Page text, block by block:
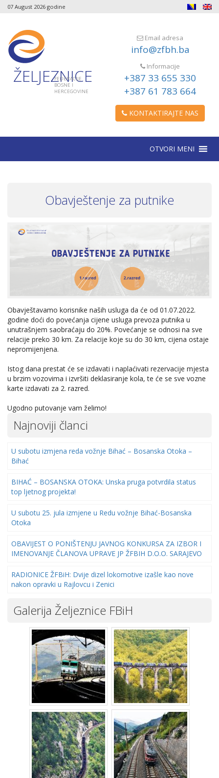
07 August 2026 godine
ŽELJEZNICE
FEDERACIJE
BOSNE I
HERCEGOVINE
Email adresa
info@zfbh.ba
Informacije
+387 33 655 330
+387 61 783 664
KONTAKTIRAJTE NAS
OTVORI MENI
Obavještenje za putnike
Obavještavamo korisnike naših usluga da će od 01.07.2022.
godine doći do povećanja cijene usluga prevoza putnika u
unutrašnjem saobraćaju do 20%. Povećanje se odnosi na sve
relacije preko 30 km. Za relacije koje su do 30 km, cijena ostaje
nepromijenjena.
Istog dana prestat će se izdavati i naplaćivati rezervacije mjesta
u brzim vozovima i izvršiti deklasiranje kola, te će se sve vozne
karte izdavati za 2. razred.
Ugodno putovanje vam želimo!
Najnoviji članci
U subotu izmjena reda vožnje Bihać – Bosanska Otoka –
Bihać
BIHAĆ – BOSANSKA OTOKA: Unska pruga potvrdila status
top ljetnog projekta!
U subotu 25. jula izmjene u Redu vožnje Bihać-Bosanska
Otoka
OBAVIJEST O PONIŠTENJU JAVNOG KONKURSA ZA IZBOR I
IMENOVANJE ČLANOVA UPRAVE JP ŽFBIH D.O.O. SARAJEVO
RADIONICE ŽFBiH: Dvije dizel lokomotive izašle kao nove
nakon opravki u Rajlovcu i Zenici
Galerija Željeznice FBiH